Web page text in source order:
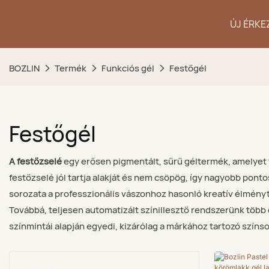
ÚJ
BOZLIN Termék Funkciós gél Festőgél
Festőgél
A festőzseléegy erősen pigmentált, sűrű géltermék,
festőzselé jól tartja alakját és nem csöpög, így nagyobb
sorozata a professzionális vászonhoz hasonló kreatív
Továbbá, teljesen automatizált színillesztő rendszerünk
színmintái alapján egyedi, kizárólag a márkához tartozó